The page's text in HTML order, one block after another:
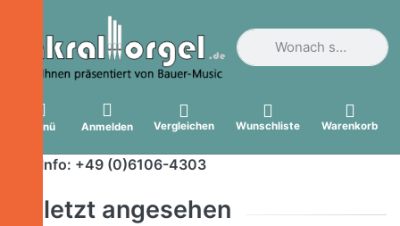
Geben Sie einen
Menü Anmelden Vergleichen Wunschliste Warenkorb
Info: +49 (0)6106-4303
Zuletzt angesehen